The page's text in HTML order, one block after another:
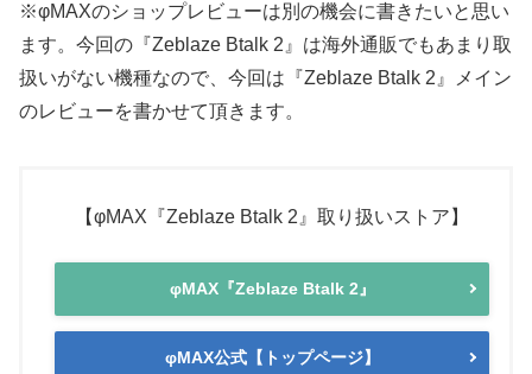
※φMAXのショップレビューは別の機会に書きたいと思い
ます。今回の『Zeblaze Btalk 2』は海外通販でもあまり取
扱いがない機種なので、今回は『Zeblaze Btalk 2』メイン
のレビューを書かせて頂きます。
【φMAX『Zeblaze Btalk 2』取り扱いストア】
φMAX『Zeblaze Btalk 2』
φMAX公式【トップページ】